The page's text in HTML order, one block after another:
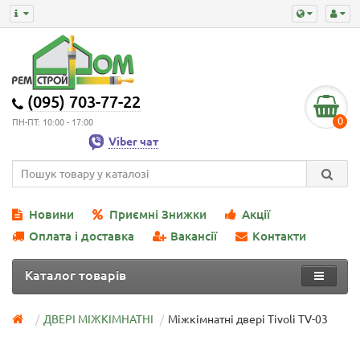
(095) 703-77-22
ПН-ПТ: 10:00 - 17:00
Viber чат
0
Новини Приємні Знижки
Акції
Оплата і доставка
Вакансії Контакти
Каталог товарів
ДВЕРІ МІЖКІМНАТНІ Міжкімнатні двері Tivoli TV-03